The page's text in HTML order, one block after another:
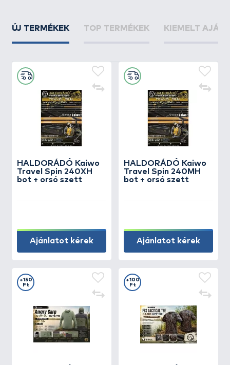
ÚJ TERMÉKEK TOP TERMÉKEK KIEMELT
HALDORÁDÓ Kaiwo
Travel Spin 240XH
bot + orsó szett
Ajánlatot kérek
HALDORÁDÓ Kaiwo
Travel Spin 240MH
bot + orsó szett
Ajánlatot kérek
+150
Ft
+100
Ft